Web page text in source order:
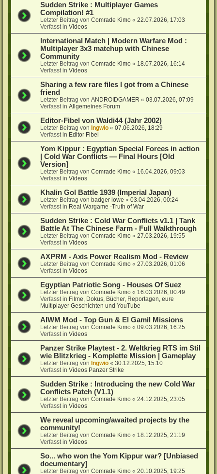
Sudden Strike : Multiplayer Games
Compilation! #1
Letzter Beitrag vonComrade Kimo «22.07.2026, 17:03
Verfasst inVideos
International Match | Modern Warfare Mod :
Multiplayer 3x3 matchup with Chinese
Community
Letzter Beitrag vonComrade Kimo « 18.07.2026, 16:14
Verfasst inVideos
Sharing a few rare files I got from a Chinese
friend
Letzter Beitrag vonANDROIDGAMER «03.07.2026, 07:09
Verfasst inAllgemeines Forum
Editor-Fibel von Waldi44 (Jahr 2002)
Letzter Beitrag vonIngwio «07.06.2026, 18:29
Verfasst in Editor Fibel
Yom Kippur : Egyptian Special Forces in action
| Cold War Conflicts — Final Hours [Old
Version]
Letzter Beitrag vonComrade Kimo « 16.04.2026, 09:03
Verfasst inVideos
Khalin Gol Battle 1939 (Imperial Japan)
Letzter Beitrag vonbadger lowe «03.04.2026, 00:24
Verfasst in Real Wargame -Truth of War
Sudden Strike : Cold War Conflicts v1.1 | Tank
Battle At The Chinese Farm - Full Walkthrough
Letzter Beitrag vonComrade Kimo «27.03.2026, 19:55
Verfasst inVideos
AXPRM - Axis Power Realism Mod - Review
Letzter Beitrag vonComrade Kimo «27.03.2026, 01:06
Verfasst inVideos
Egyptian Patriotic Song - Houses Of Suez
Letzter Beitrag vonComrade Kimo « 16.03.2026, 00:49
Verfasst in Filme, Dokus, Bücher, Reportagen, eure
Multiplayer Geschichten und YouTube
AIWM Mod - Top Gun & El Gamil Missions
Letzter Beitrag vonComrade Kimo «09.03.2026, 16:25
Verfasst inVideos
Panzer Strike Playtest - 2. Weltkrieg RTS im Stil
wie Blitzkrieg - Komplette Mission | Gameplay
Letzter Beitrag vonIngwio «30.12.2025, 15:10
Verfasst inVideos Panzer Strike
Sudden Strike : Introducing the new Cold War
Conflicts Patch (V1.1)
Letzter Beitrag vonComrade Kimo «24.12.2025, 23:05
Verfasst inVideos
We reveal upcoming/awaited projects by the
community!
Letzter Beitrag vonComrade Kimo « 18.12.2025, 21:19
Verfasst inVideos
So... who won the Yom Kippur war? [Unbiased
documentary]
Letzter Beitrag vonComrade Kimo «20.10.2025, 19:25